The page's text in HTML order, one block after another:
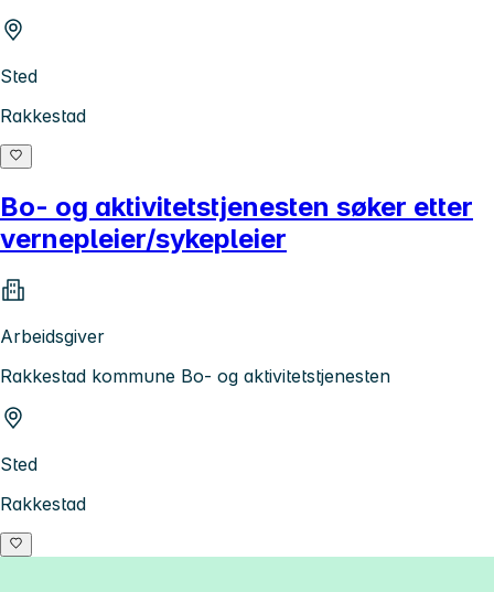
Sted
Rakkestad
Bo- og aktivitetstjenesten søker etter
vernepleier/sykepleier
Arbeidsgiver
Rakkestad kommune Bo- og aktivitetstjenesten
Sted
Rakkestad